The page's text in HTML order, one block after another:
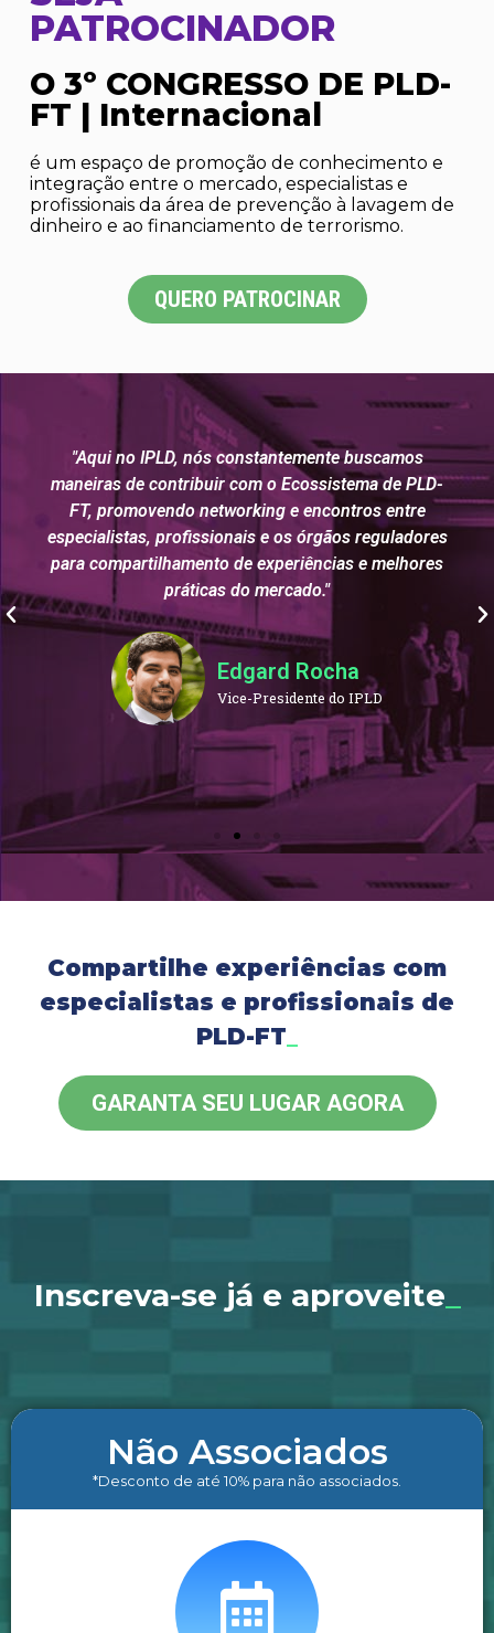
PATROCINADOR
O 3º CONGRESSO DE PLD-
FT | Internacional
é um espaço de promoção de conhecimento e
integração entre o mercado, especialistas e
profissionais da área de prevenção à lavagem de
dinheiro e ao financiamento de terrorismo.
QUERO PATROCINAR
"Aqui no IPLD, nós constantemente buscamos
maneiras de contribuir com o Ecossistema de PLD-
FT, promovendo networking e encontros entre
especialistas, profissionais e os órgãos reguladores
para compartilhamento de experiências e melhores
práticas do mercado."
Edgard Rocha
Vice-Presidente do IPLD
Compartilhe experiências com
especialistas e profissionais de
PLD-FT
GARANTA SEU LUGAR AGORA
Inscreva-se já e aproveite
Não Associados
*Desconto de até 10% para não associados.